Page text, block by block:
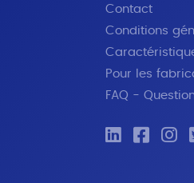
Contact
Conditions
Pour les
FAQ -